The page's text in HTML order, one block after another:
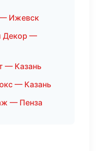
Ижевск
Декор —
— Казань
— Казань
— Пенза